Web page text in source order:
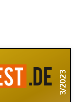
3/2023